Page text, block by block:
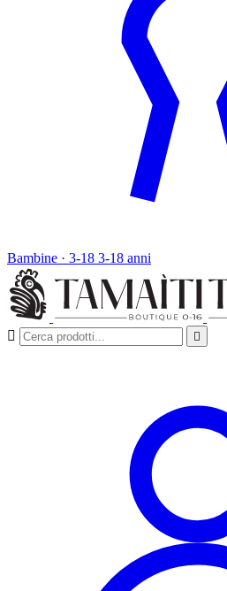
Bambine · 3-18 3-18 anni
 